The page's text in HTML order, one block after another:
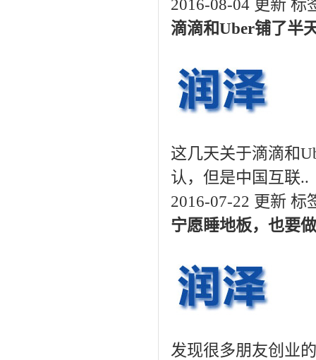
2016-08-04 更新 标
滴滴和Uber铺了半
这几天关于滴滴和
认，但是中国互联..
2016-07-22 更新 标
宁愿睡地板，也要
发现很多朋友创业